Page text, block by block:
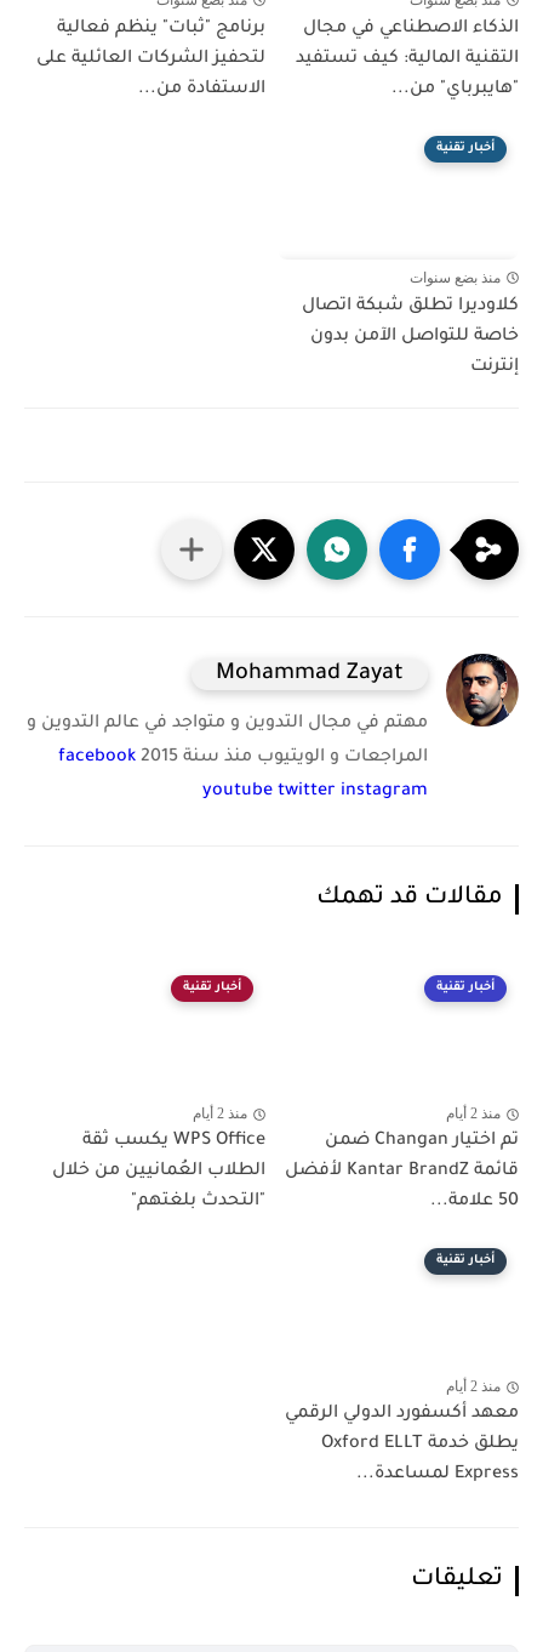
الذكاء الاصطناعي في مجال
التقنية المالية: كيف تستفيد
"هايبرباي" من...
برنامج "ثبات" ينظم فعالية
لتحفيز الشركات العائلية على
الاستفادة من...
أخبار تقنية
منذ بضع سنوات
كلاوديرا تطلق شبكة اتصال
خاصة للتواصل الآمن بدون
إنترنت
Mohammad Zayat
مهتم في مجال التدوين و متواجد في عالم التدوين و
المراجعات و الويتيوب منذ سنة 2015
facebook
youtube twitter instagram
مقالات قد تهمك
أخبار تقنية
منذ 2 أيام
تم اختيار Changan ضمن
قائمة Kantar BrandZ لأفضل
50 علامة...
أخبار تقنية
منذ 2 أيام
WPS Office يكسب ثقة
الطلاب العُمانيين من خلال
"التحدث بلغتهم"
أخبار تقنية
منذ 2 أيام
معهد أكسفورد الدولي الرقمي
يطلق خدمة Oxford ELLT
Express لمساعدة...
تعليقات